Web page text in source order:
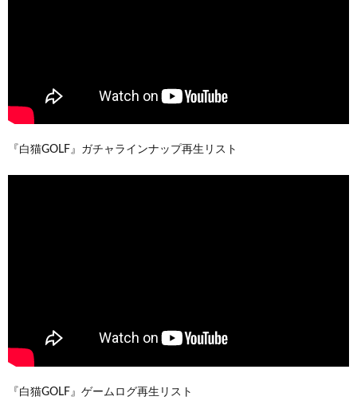
『白猫GOLF』ガチャラインナップ再生リスト
『白猫GOLF』ゲームログ再生リスト